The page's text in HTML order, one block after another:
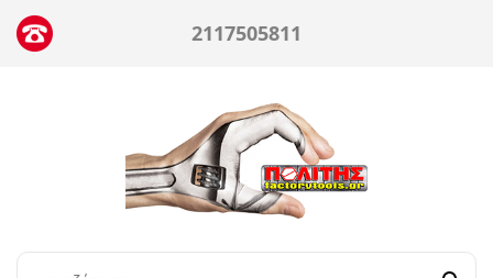
2117505811